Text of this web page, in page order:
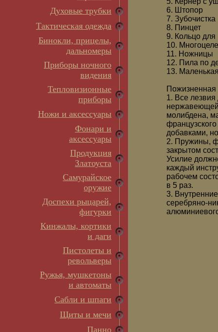
Духовые трубки
Тактическая одежда
Бинокли, прицелы,
дальномеры
Приборы ночного
видения
Тепловизионные
приборы
Ножи и аксессуары
Фонари и
аксессуары
Продукция
Златоуста
Самурайское
оружие
Доспехи рыцарей,
фигурки
Кинжалы, кортики
и даги
Пистолеты и
револьверы
Ружья, мушкетоны
и автоматы
Сабли и шпаги
Щиты и мечи
Панно
6. Штопор
7. Зубочистка
8. Пинцет
9. Кольцо для
10.
11. Ножницы
12. Пила по
13.
Пожизненная
1. Все
нержавеющей
молибдена,
добавками,
2. Пружины,
закрытом
Усилие
каждый
рабочем
в 5 раз.
3.
серебряно-